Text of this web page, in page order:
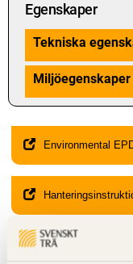
Egenskaper
Tekniska
Environmental
Giltighet